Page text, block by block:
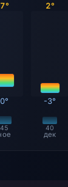
7°
0°
45
2°
-3°
40
дек